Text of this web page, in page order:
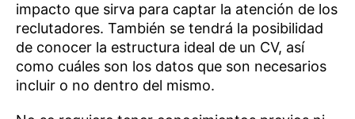
impacto que sirva para captar la atención de los
reclutadores. También se tendrá la posibilidad
de conocer la estructura ideal de un CV, así
como cuáles son los datos que son necesarios
incluir o no dentro del mismo.